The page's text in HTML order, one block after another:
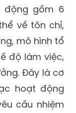
động gồm 6
về tôn chỉ,
mô hình tổ
độ làm việc,
Đây là cơ
hoạt động
cầu nhiệm